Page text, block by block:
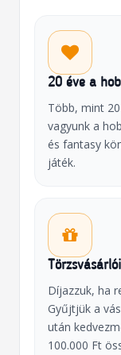
20 éve a
Több, mint
vagyunk a
és fantasy
játék.
Díjazzuk, ha
Gyűjtjük a
után
100.000 Ft